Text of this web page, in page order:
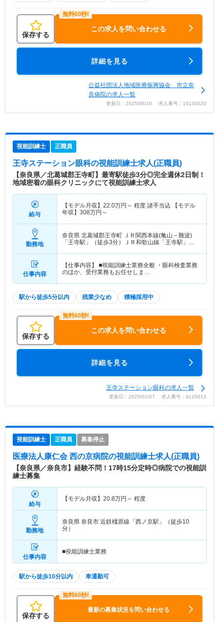
保存する
この求人を問い合わせる
詳細を見る
公益社団法人地域医療振興協会 市立奈
良病院の求人一覧
更新日：2025/06/16 求人番号：10134520
視能訓練士 正職員
王寺ステーション眼科の視能訓練士求人(正職員)
【奈良県／北葛城郡王寺町】最寄駅徒歩3分◎完全週休2日制！
地域密着の眼科クリニックにて視能訓練士求人
給与
【モデル月収】 22.0万円～ 程度 諸手当込 【モデル
年収】 308万円～
勤務地
奈良県 北葛城郡王寺町 ＪＲ関西本線(亀山－難波)
「王寺駅」（徒歩3分）ＪＲ和歌山線「王寺駅」
仕事内容
【仕事内容】 ■視能訓練士業務全般 ・眼科検査業務
のほか、受付業務もお任せしま…
駅から徒歩5分以内 残業少なめ 積極採用中
保存する
この求人を問い合わせる
詳細を見る
王寺ステーション眼科の求人一覧
更新日：2025/01/07 求人番号：9125013
視能訓練士 正職員 募集停止
医療法人康仁会 西の京病院の視能訓練士求人(正職員)
【奈良県／奈良市】経験不問！17時15分定時◎病院での視能訓
練士募集
給与
【モデル月収】 20.8万円～ 程度
勤務地
奈良県 奈良市 近鉄橿原線「西ノ京駅」（徒歩10
分）
仕事内容
■視能訓練士業務
駅から徒歩10分以内 車通勤可
保存する
最新の募集状況を問い合わせる